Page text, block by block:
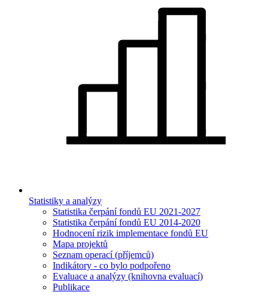
Statistiky a analýzy
Statistika čerpání fondů EU 2021-2027
Statistika čerpání fondů EU 2014-2020
Hodnocení rizik implementace fondů EU
Mapa projektů
Seznam operací (příjemců)
Indikátory - co bylo podpořeno
Evaluace a analýzy (knihovna evaluací)
Publikace